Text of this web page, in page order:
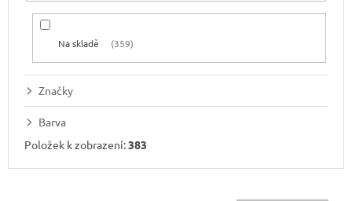
Na skladě 359
Značky
Barva
Položek k zobrazení:383